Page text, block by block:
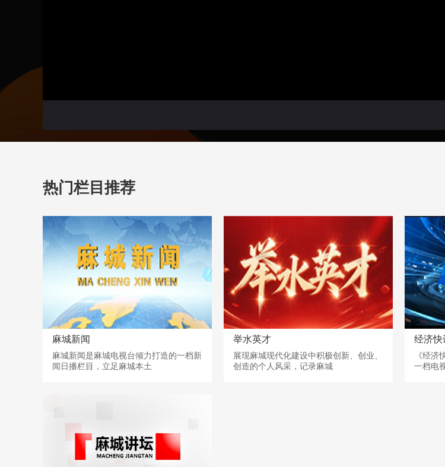
热门栏目推荐
麻城新闻
麻城新闻是麻城电视台倾力打造的一档新
闻日播栏目，立足麻城本土
举水英才
展现麻城现代化建设中积极创新、创业、
创造的个人风采，记录麻城
经济快
《经济
一档电